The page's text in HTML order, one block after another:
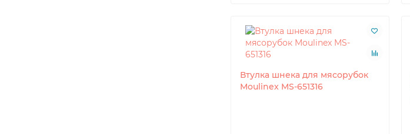
Втулка шнека для мясорубок
Moulinex MS-651316